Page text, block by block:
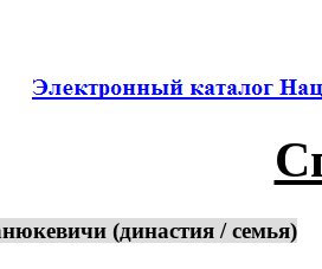
(династия / семья)